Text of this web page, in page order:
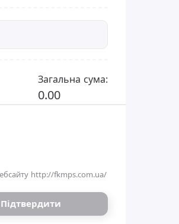
Загальна сума:
0.00
http://fkmps.com.ua/
Підтвердити